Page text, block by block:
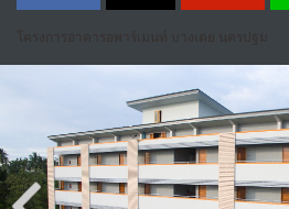
โครงการอาคารอพาร์เมนท์ บางเตย นครปฐม